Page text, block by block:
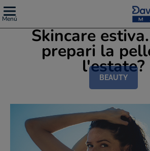
Menú
Skincare
prepari la
l'estate?
BEAUTY